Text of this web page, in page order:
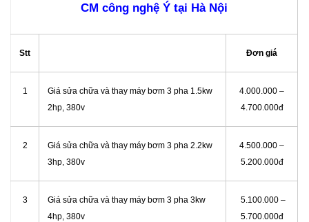
CM công nghệ Ý tại Hà Nội
Stt Đơn giá
1
Giá sửa chữa và thay máy bơm 3 pha 1.5kw
2hp, 380v
4.000.000 –
4.700.000đ
2
Giá sửa chữa và thay máy bơm 3 pha 2.2kw
3hp, 380v
4.500.000 –
5.200.000đ
3
Giá sửa chữa và thay máy bơm 3 pha 3kw
4hp, 380v
5.100.000 –
5.700.000đ